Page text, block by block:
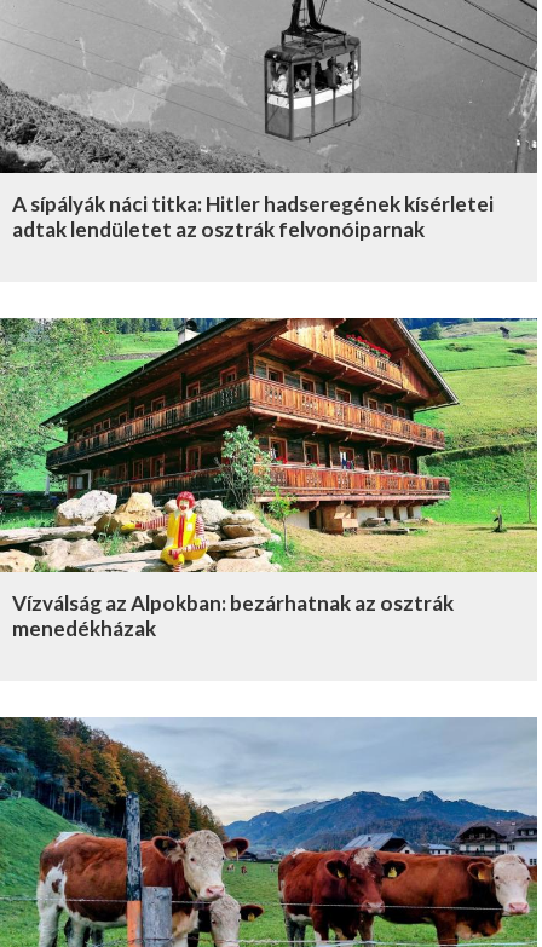
A sípályák náci titka: Hitler hadseregének kísérletei
adtak lendületet az osztrák felvonóiparnak
Vízválság az Alpokban: bezárhatnak az osztrák
menedékházak